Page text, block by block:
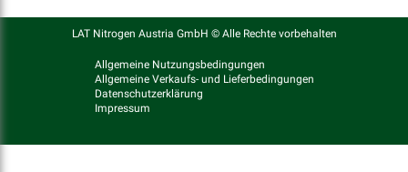
LAT Nitrogen Austria GmbH © Alle Rechte vorbehalten
Allgemeine Nutzungsbedingungen
Allgemeine Verkaufs- und Lieferbedingungen
Datenschutzerklärung
Impressum